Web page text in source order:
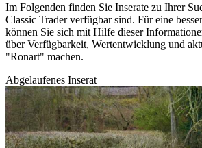
Im Folgenden finden Sie Inserate zu Ihrer
Classic Trader verfügbar sind. Für eine
können Sie sich mit Hilfe dieser
über Verfügbarkeit, Wertentwicklung und
"Ronart" machen.
Abgelaufenes Inserat